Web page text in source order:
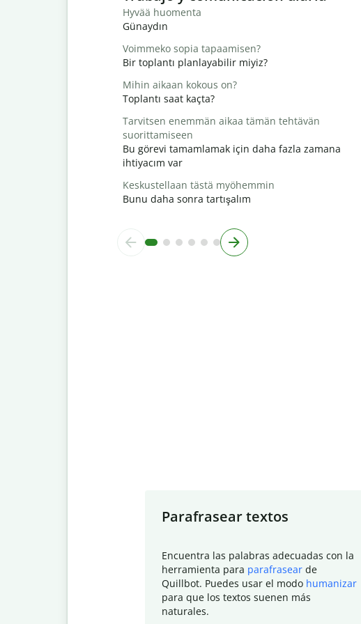
Hyvää huomenta
Günaydın
Voimmeko sopia tapaamisen?
Bir toplantı planlayabilir miyiz?
Mihin aikaan kokous on?
Toplantı saat kaçta?
Tarvitsen enemmän aikaa tämän tehtävän
suorittamiseen
Bu görevi tamamlamak için daha fazla zamana
ihtiyacım var
Keskustellaan tästä myöhemmin
Bunu daha sonra tartışalım
Parafrasear textos
Encuentra las palabras adecuadas con la
herramienta para parafrasear de
Quillbot. Puedes usar el modo humanizar
para que los textos suenen más
naturales.